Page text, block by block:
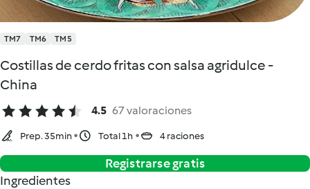
TM7 TM6 TM5
Costillas de cerdo fritas con salsa agridulce -
China
4.5 67 valoraciones
Prep. 35min Total 1h 4 raciones
Registrarse gratis
Ingredientes